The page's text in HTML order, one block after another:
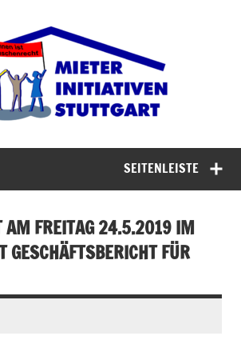
verteidigen
SEITENLEISTE
AM FREITAG 24.5.2019 IM
GESCHÄFTSBERICHT FÜR